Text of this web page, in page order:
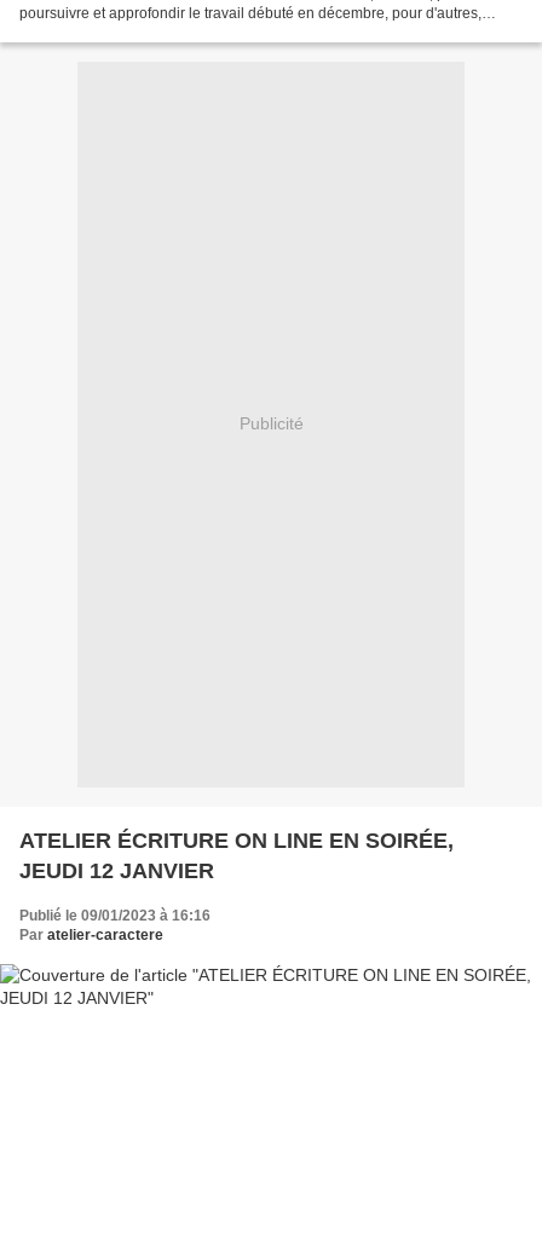
poursuivre et approfondir le travail débuté en décembre, pour d'autres,
Publicité
ATELIER ÉCRITURE ON LINE EN SOIRÉE,
JEUDI 12 JANVIER
Publié le 09/01/2023 à 16:16
Par atelier-caractere